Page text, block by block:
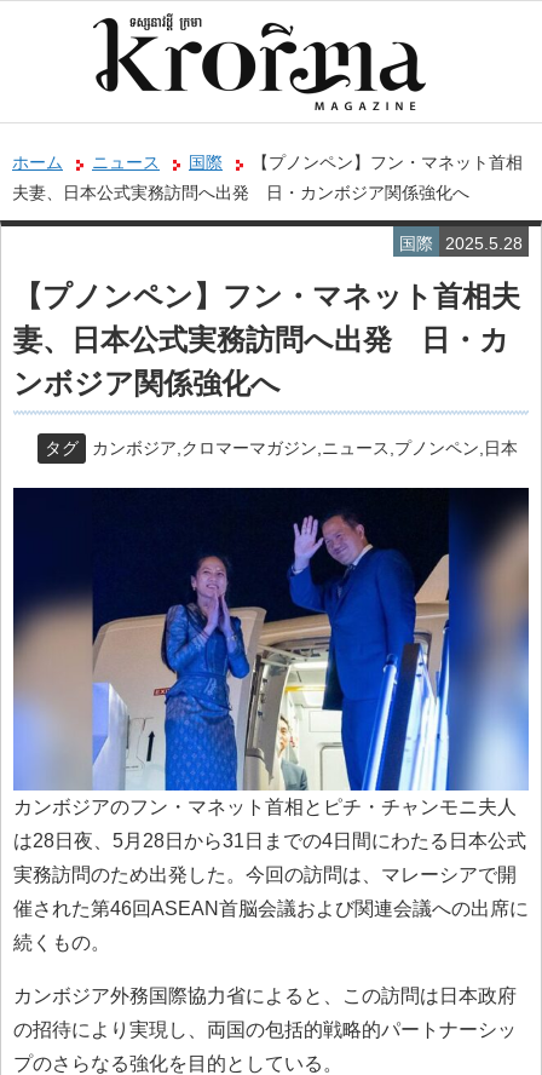
ホーム ニュース 国際
【プノンペン】フン・マネット首相
夫妻、日本公式実務訪問へ出発 日・カンボジア関係強化へ
2025.5.28
国際
【プノンペン】フン・マネット首相夫
妻、日本公式実務訪問へ出発 日・カ
ンボジア関係強化へ
タグ カンボジア クロマーマガジン ニュース プノンペン 日本
カンボジアのフン・マネット首相とピチ・チャンモニ夫人
は28日夜、5月28日から31日までの4日間にわたる日本公式
実務訪問のため出発した。今回の訪問は、マレーシアで開
催された第46回ASEAN首脳会議および関連会議への出席に
続くもの。
カンボジア外務国際協力省によると、この訪問は日本政府
の招待により実現し、両国の包括的戦略的パートナーシッ
プのさらなる強化を目的としている。